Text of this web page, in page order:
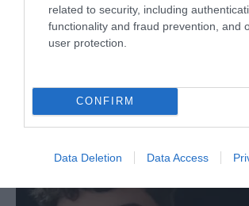
related to security, including
functionality and fraud prevention, and
user protection.
CONFIRM
Data Deletion Data Access
Berlino, l’islamismo colpisce il Pride:
27 Luglio 2026